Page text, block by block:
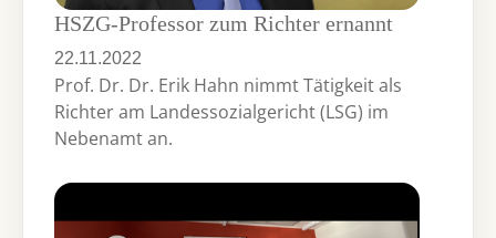
HSZG-Professor zum Richter ernannt
22.11.2022
Prof. Dr. Dr. Erik Hahn nimmt Tätigkeit als
Richter am Landessozialgericht (LSG) im
Nebenamt an.